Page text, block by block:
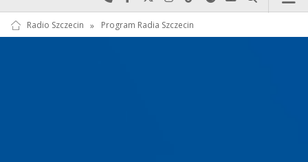
Radio Szczecin » Program Radia Szczecin